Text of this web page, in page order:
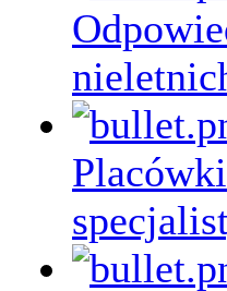
Placówki